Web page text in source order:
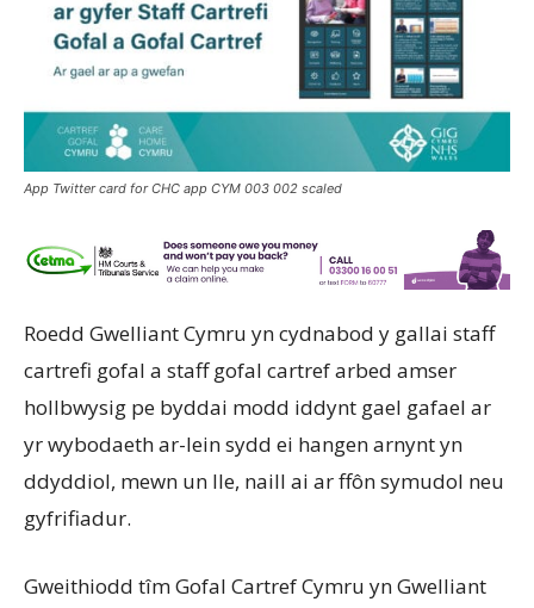
App Twitter card for CHC app CYM 003 002 scaled
Roedd Gwelliant Cymru yn cydnabod y gallai staff
cartrefi gofal a staff gofal cartref arbed amser
hollbwysig pe byddai modd iddynt gael gafael ar
yr wybodaeth ar-lein sydd ei hangen arnynt yn
ddyddiol, mewn un lle, naill ai ar ffôn symudol neu
gyfrifiadur.
Gweithiodd tîm Gofal Cartref Cymru yn Gwelliant